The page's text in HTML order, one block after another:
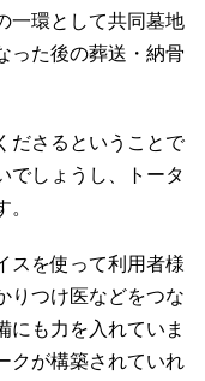
一環として共同墓地
った後の葬送・納骨
ださるということで
でしょうし、トータ
を使って利用者様
りつけ医などをつな
にも力を入れていま
クが構築されていれ